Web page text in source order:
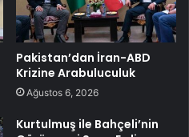
Pakistan’dan İran-ABD
Krizine Arabuluculuk
Ağustos 6, 2026
Kurtulmuş ile Bahçeli’nin